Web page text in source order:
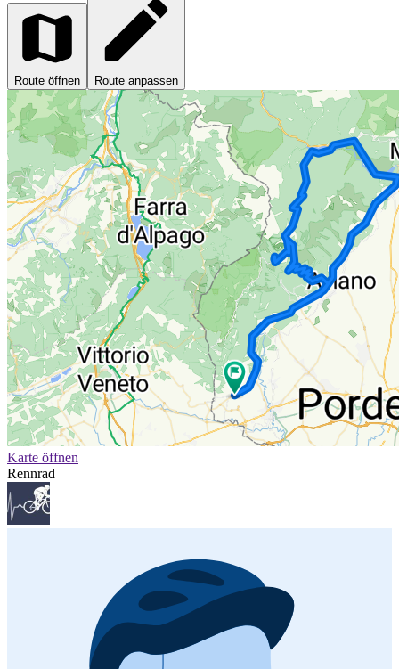
Route öffnen Route anpassen
Karte öffnen
Rennrad